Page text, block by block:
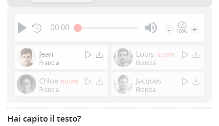
00:00
Enter
or
to
show
- 100% +
Jean
Francia
Louis nuovo
Francia
Chloe nuovo
Francia
Jacques
Francia
Hai capito il testo?